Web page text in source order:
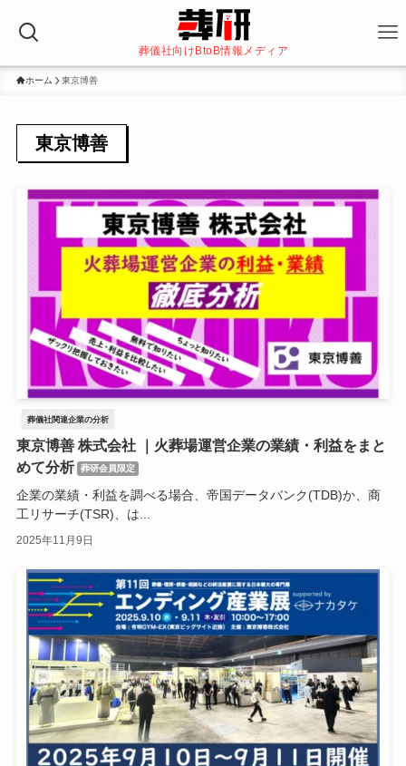
葬儀社向けBtoB情報メディア
ホーム 東京博善
東京博善
葬儀社関連企業の分析
東京博善 株式会社 ｜火葬場運営企業の業績・利益をまと
めて分析
葬研会員限定
企業の業績・利益を調べる場合、帝国データバンク(TDB)か、商
工リサーチ(TSR)、は...
2025年11月9日